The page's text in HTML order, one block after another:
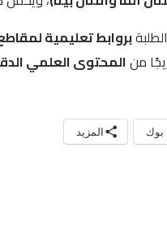
بروابط تعليمية
منالمحتوى العلمي
المزيد